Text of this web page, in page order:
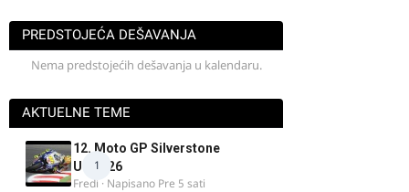
PREDSTOJEĆA DEŠAVANJA
Nema predstojećih dešavanja u kalendaru.
AKTUELNE TEME
1
12. Moto GP Silverstone
UK 2026
Fredi · Napisano Pre 5 sati